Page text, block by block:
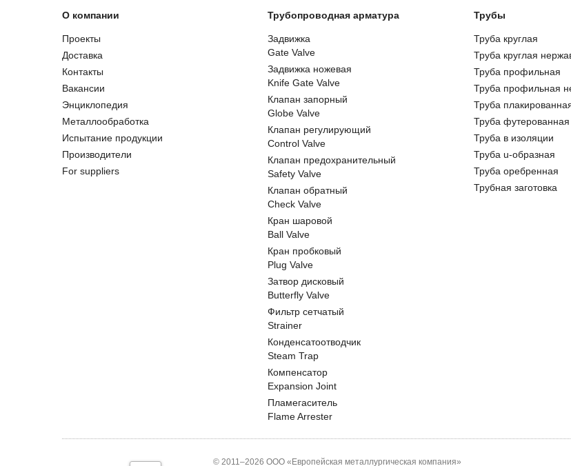
О компании
Проекты
Доставка
Контакты
Вакансии
Энциклопедия
Металлообработка
Испытание продукции
Производители
For suppliers
Трубопроводная арматура
Задвижка
Gate Valve
Задвижка ножевая
Knife Gate Valve
Клапан запорный
Globe Valve
Клапан регулирующий
Control Valve
Клапан предохранительный
Safety Valve
Клапан обратный
Check Valve
Кран шаровой
Ball Valve
Кран пробковый
Plug Valve
Затвор дисковый
Butterfly Valve
Фильтр сетчатый
Strainer
Конденсатоотводчик
Steam Trap
Компенсатор
Expansion Joint
Пламегаситель
Flame Arrester
Трубы
Труба круглая
Труба круглая
Труба профильная
Труба профильная
Труба
Труба футерованная
Труба в изоляции
Труба u-образная
Труба оребренная
Трубная заготовка
© 2011–2026 ООО «Европейская металлургическая компания»